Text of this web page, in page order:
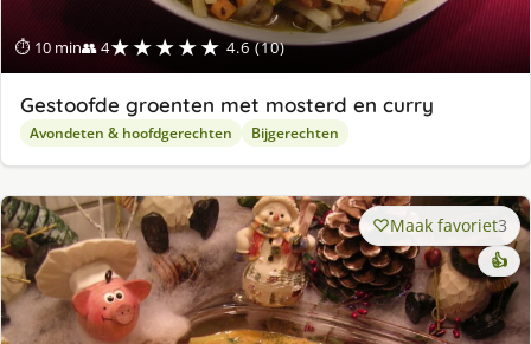
⏱ 10 min👥 4★★★★★ 4.6 (10)
Gestoofde groenten met mosterd en curry
Avondeten & hoofdgerechten Bijgerechten
Maak favoriet3
👍